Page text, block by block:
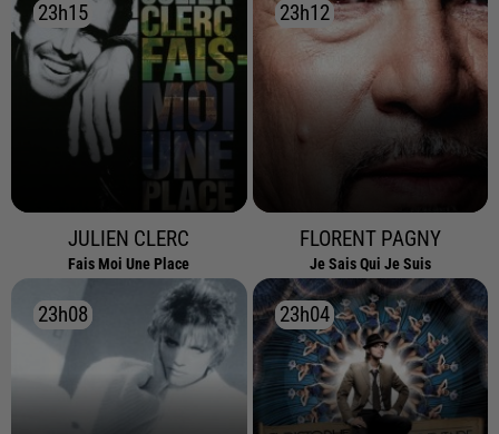
23h15
23h15
JULIEN CLERC
Fais Moi Une Place
23h12
23h12
FLORENT PAGNY
Je Sais Qui Je Suis
23h08
23h08 23h04
23h04